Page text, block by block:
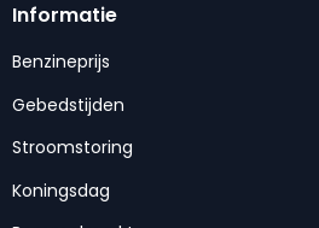
Informatie
Benzineprijs
Gebedstijden
Stroomstoring
Koningsdag